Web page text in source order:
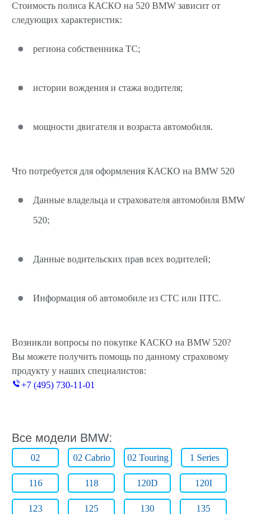
Стоимость полиса КАСКО на 520 BMW зависит от
следующих характеристик:
региона собственника ТС;
истории вождения и стажа водителя;
мощности двигателя и возраста автомобиля.
Что потребуется для оформления КАСКО на BMW 520
Данные владельца и страхователя автомобиля BMW
520;
Данные водительских прав всех водителей;
Информация об автомобиле из СТС или ПТС.
Возникли вопросы по покупке КАСКО на BMW 520?
Вы можете получить помощь по данному страховому
продукту у наших специалистов:
+7 (495) 730-11-01
Все модели BMW:
02 02 Cabrio 02 Touring 1 Series
116 118 120D 120I
123 125 130 135